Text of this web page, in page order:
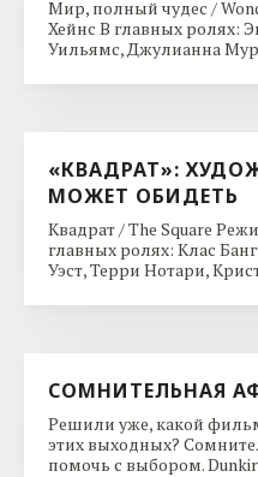
Мир, полный чудес /
Хейнс В главных ролях:
Уильямс, Джулианна
«КВАДРАТ»:
МОЖЕТ ОБИДЕТЬ
Квадрат / The Square
главных ролях: Клас
Уэст, Терри Нотари,
СОМНИТЕЛЬНАЯ
Решили уже, какой
этих выходных?
помочь с выбором.